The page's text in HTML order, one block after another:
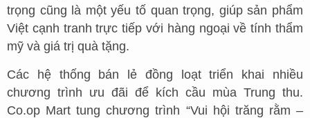
trọng cũng là một yếu tố quan trọng, giúp sản phẩm
Việt cạnh tranh trực tiếp với hàng ngoại về tính thẩm
mỹ và giá trị quà tặng.
Các hệ thống bán lẻ đồng loạt triển khai nhiều
chương trình ưu đãi để kích cầu mùa Trung thu.
Co.op Mart tung chương trình “Vui hội trăng rằm –